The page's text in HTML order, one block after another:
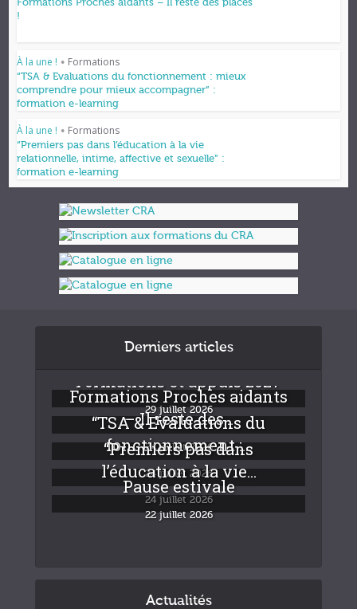
Formations Proches aidants – Il reste des places
!
À la une ! • Formations
“TSA & Evaluations du fonctionnement : mieux
comprendre pour mieux accompagner” :
formation e-learning
À la une ! • Formations
“Premiers pas dans l’éducation à la vie
relationnelle, intime, affective et sexuelle” :
formation e-learning
Derniers articles
Formations et appuis 2027
29 juillet 2026
Formations Proches aidants
– Il reste des...
24 juillet 2026
“TSA & Evaluations du
fonctionnement :...
24 juillet 2026
“Premiers pas dans
l’éducation à la vie...
24 juillet 2026
Pause estivale
22 juillet 2026
Actualités